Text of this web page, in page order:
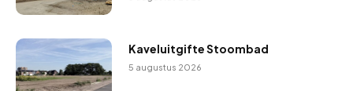
Kaveluitgifte Stoombad
5 augustus 2026